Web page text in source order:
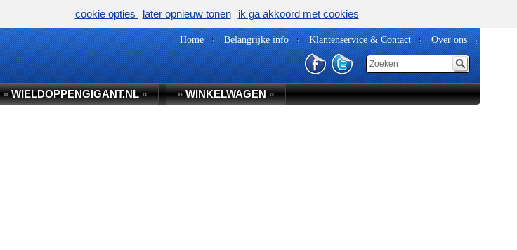
Home Belangrijke info Klantenservice & Contact Over ons
»WIELDOPPENGIGANT.NL« »WINKELWAGEN«
cookie opties later opnieuw tonen ik ga akkoord met cookies